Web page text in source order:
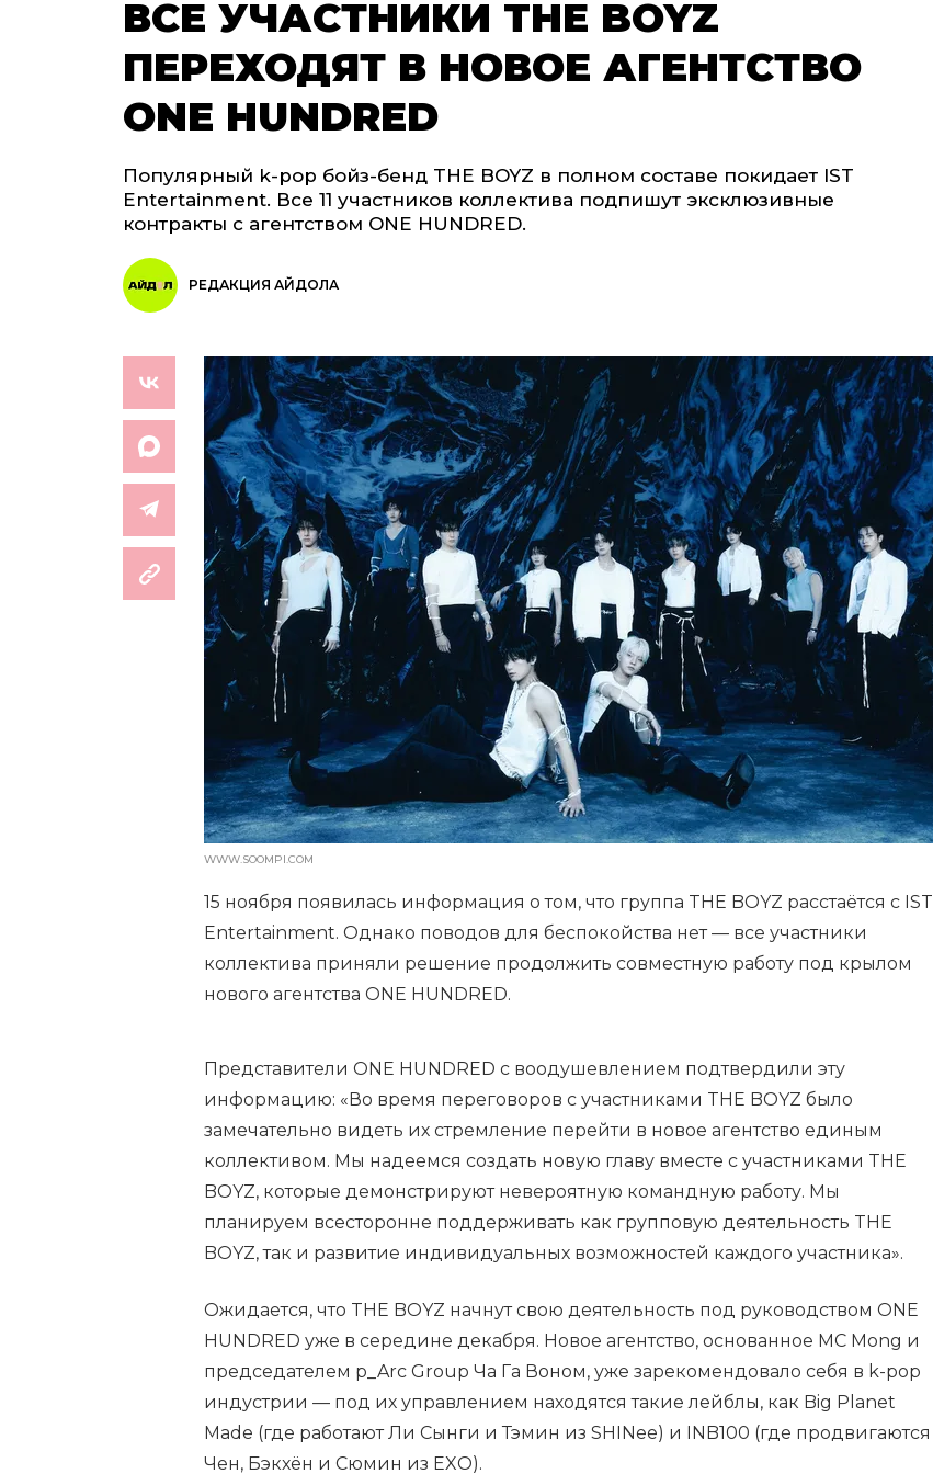
ВСЕ УЧАСТНИКИ THE BOYZ
ПЕРЕХОДЯТ В НОВОЕ АГЕНТСТВО
ONE HUNDRED
Популярный k-pop бойз-бенд THE BOYZ в полном составе покидает IST
Entertainment. Все 11 участников коллектива подпишут эксклюзивные
контракты с агентством ONE HUNDRED.
РЕДАКЦИЯ АЙДОЛА
WWW.SOOMPI.COM
15 ноября появилась информация о том, что группа THE BOYZ расстаётся с IST
Entertainment. Однако поводов для беспокойства нет — все участники
коллектива приняли решение продолжить совместную работу под крылом
нового агентства ONE HUNDRED.
Представители ONE HUNDRED с воодушевлением подтвердили эту
информацию: «Во время переговоров с участниками THE BOYZ было
замечательно видеть их стремление перейти в новое агентство единым
коллективом. Мы надеемся создать новую главу вместе с участниками THE
BOYZ, которые демонстрируют невероятную командную работу. Мы
планируем всесторонне поддерживать как групповую деятельность THE
BOYZ, так и развитие индивидуальных возможностей каждого участника».
Ожидается, что THE BOYZ начнут свою деятельность под руководством ONE
HUNDRED уже в середине декабря. Новое агентство, основанное MC Mong и
председателем p_Arc Group Ча Га Воном, уже зарекомендовало себя в k-pop
индустрии — под их управлением находятся такие лейблы, как Big Planet
Made (где работают Ли Сынги и Тэмин из SHINee) и INB100 (где продвигаются
Чен, Бэкхён и Сюмин из EXO).